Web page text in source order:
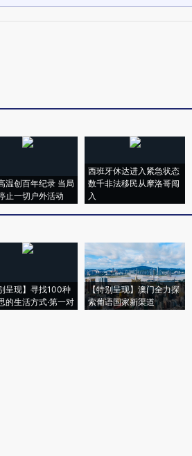
温创百年纪录 当局
止一切户外活动
西班牙休达进入紧急状态
数千非法移民从摩洛哥闯
入
呈现】寻找100种
的生活方式·第一对
【特别呈现】澳门全力探
索葡语国家新渠道